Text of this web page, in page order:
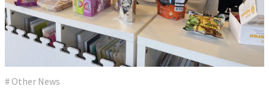
# Other News